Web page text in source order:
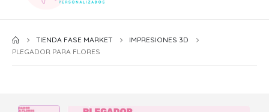
TIENDA FASE MARKET
IMPRESIONES 3D
PLEGADOR PARA FLORES